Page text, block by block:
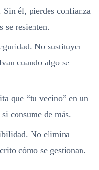
él, pierdes confianza
se resienten.
No sustituyen
cuando algo se
que “tu vecino” en un
consume de más.
No elimina
cómo se gestionan.